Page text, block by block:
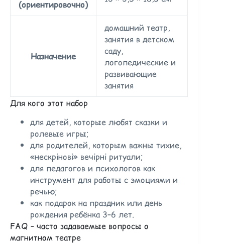
(ориентировочно)
Назначение
домашний театр,
занятия в детском
саду,
логопедические и
развивающие
занятия
Для кого этот набор
для детей, которые любят сказки и
ролевые игры;
для родителей, которым важны тихие,
«нескрінові» вечірні ритуали;
для педагогов и психологов как
инструмент для работы с эмоциями и
речью;
как подарок на праздник или день
рождения ребёнка 3–6 лет.
FAQ – часто задаваемые вопросы о
магнитном театре